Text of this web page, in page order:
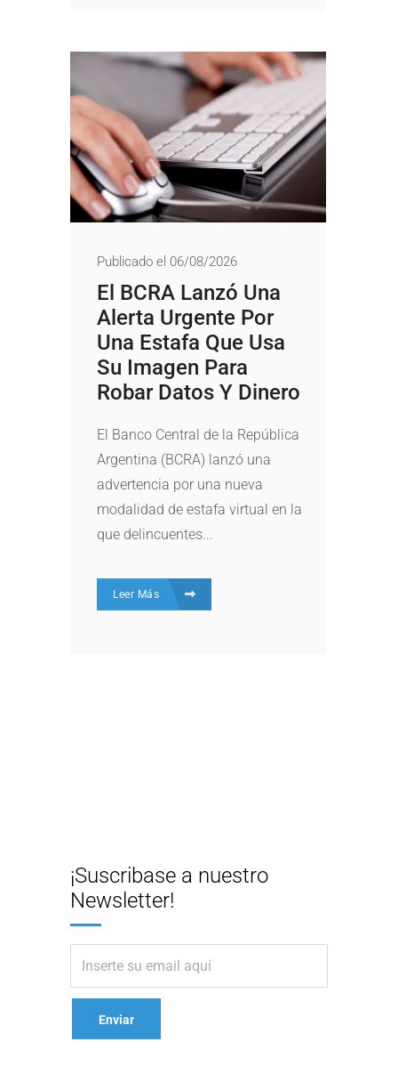
Publicado el 06/08/2026
El BCRA Lanzó Una
Alerta Urgente Por
Una Estafa Que Usa
Su Imagen Para
Robar Datos Y Dinero
El Banco Central de la República
Argentina (BCRA) lanzó una
advertencia por una nueva
modalidad de estafa virtual en la
que delincuentes...
Leer Más
¡Suscribase a nuestro
Newsletter!